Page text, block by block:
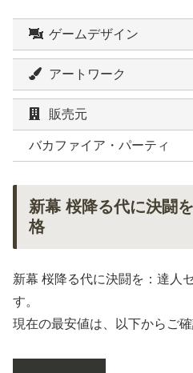
ゲームデザイン
アートワーク
販売元
バカファイア・パーティ
新幕 桜降る代に決闘
格
新幕 桜降る代に決闘を：達人
す。
現在の最安値は、以下からご確